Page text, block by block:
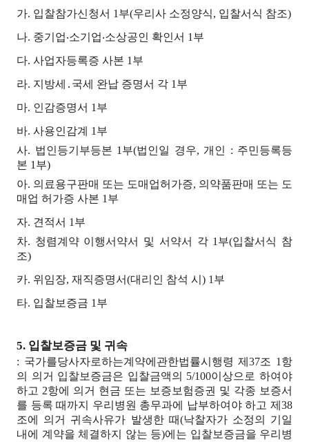
가. 입찰참가신청서 1부(우리사 소정양식, 입찰서식 참조)
나. 중기업‧소기업‧소상공인 확인서 1부
다. 사업자등록증 사본 1부
라. 지방세․국세 완납 증명서 각 1부
마. 인감증명서 1부
바. 사용인감계 1부
사. 법인등기부등본 1부(법인일 경우, 개인 : 주민등록등
본 1부)
아. 의료용구판매 또는 도매업허가증, 의약품판매 또는 도
매업 허가증 사본 1부
자. 견적서 1부
차. 청렴계약 이행서약서 및 서약서 각 1부(입찰서식 참
조)
카. 위임장, 재직증명서(대리인 참석 시) 1부
타. 입찰보증금 1부
5. 입찰보증금 및 귀속
: 국가를당사자로하는계약에관한법률시행령 제37조 1항
의 의거 입찰보증금은 입찰금액의 5/100이상으로 하여야
하고 2항에 의거 현금 또는 보증보험증권 및 각종 보증서
를 등록 때까지 우리병원 총무과에 납부하여야 하고 제38
조에 의거 귀속사유가 발생한 때(낙찰자가 소정의 기일
내에 계약을 체결하지 않는 등)에는 입찰보증금을 우리병